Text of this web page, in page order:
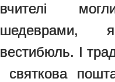
вчителі
шедеврами,
вестибюль. І
святкова